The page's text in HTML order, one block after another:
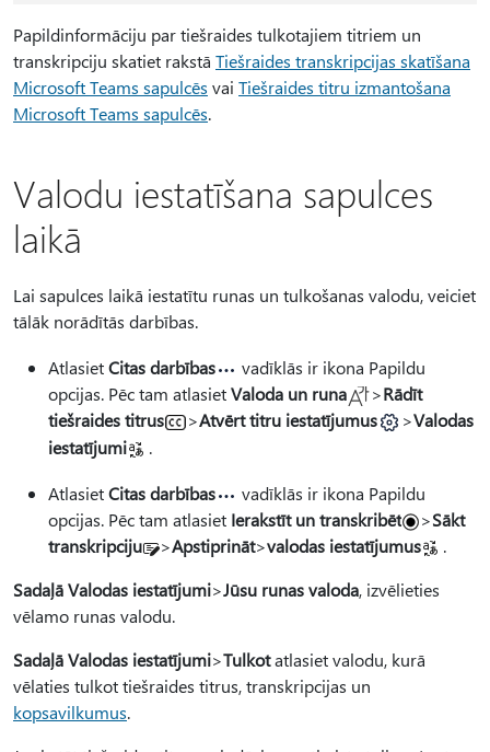
Papildinformāciju par tiešraides tulkotajiem titriem un
transkripciju skatiet rakstā Tiešraides transkripcijas skatīšana
Microsoft Teams sapulcēs vai Tiešraides titru izmantošana
Microsoft Teams sapulcēs.
Valodu iestatīšana sapulces
laikā
Lai sapulces laikā iestatītu runas un tulkošanas valodu, veiciet
tālāk norādītās darbības.
AtlasietCitas darbības
vadīklās ir ikona Papildu
opcijas. Pēc tam atlasietValoda un runa >Rādīt
tiešraides titrus
>Atvērt titru iestatījumus >Valodas
iestatījumi
.
AtlasietCitas darbības
vadīklās ir ikona Papildu
opcijas. Pēc tam atlasiet Ierakstīt un transkribēt >Sākt
transkripciju
>Apstiprināt>valodas iestatījumus
.
Sadaļā Valodas iestatījumi>Jūsu runas valoda, izvēlieties
vēlamo runas valodu.
Sadaļā Valodas iestatījumi>Tulkotatlasiet valodu, kurā
vēlaties tulkot tiešraides titrus, transkripcijas un
kopsavilkumus.